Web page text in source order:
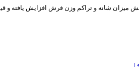
میزان شانه و تراکم وزن فرش افزایش یافته و